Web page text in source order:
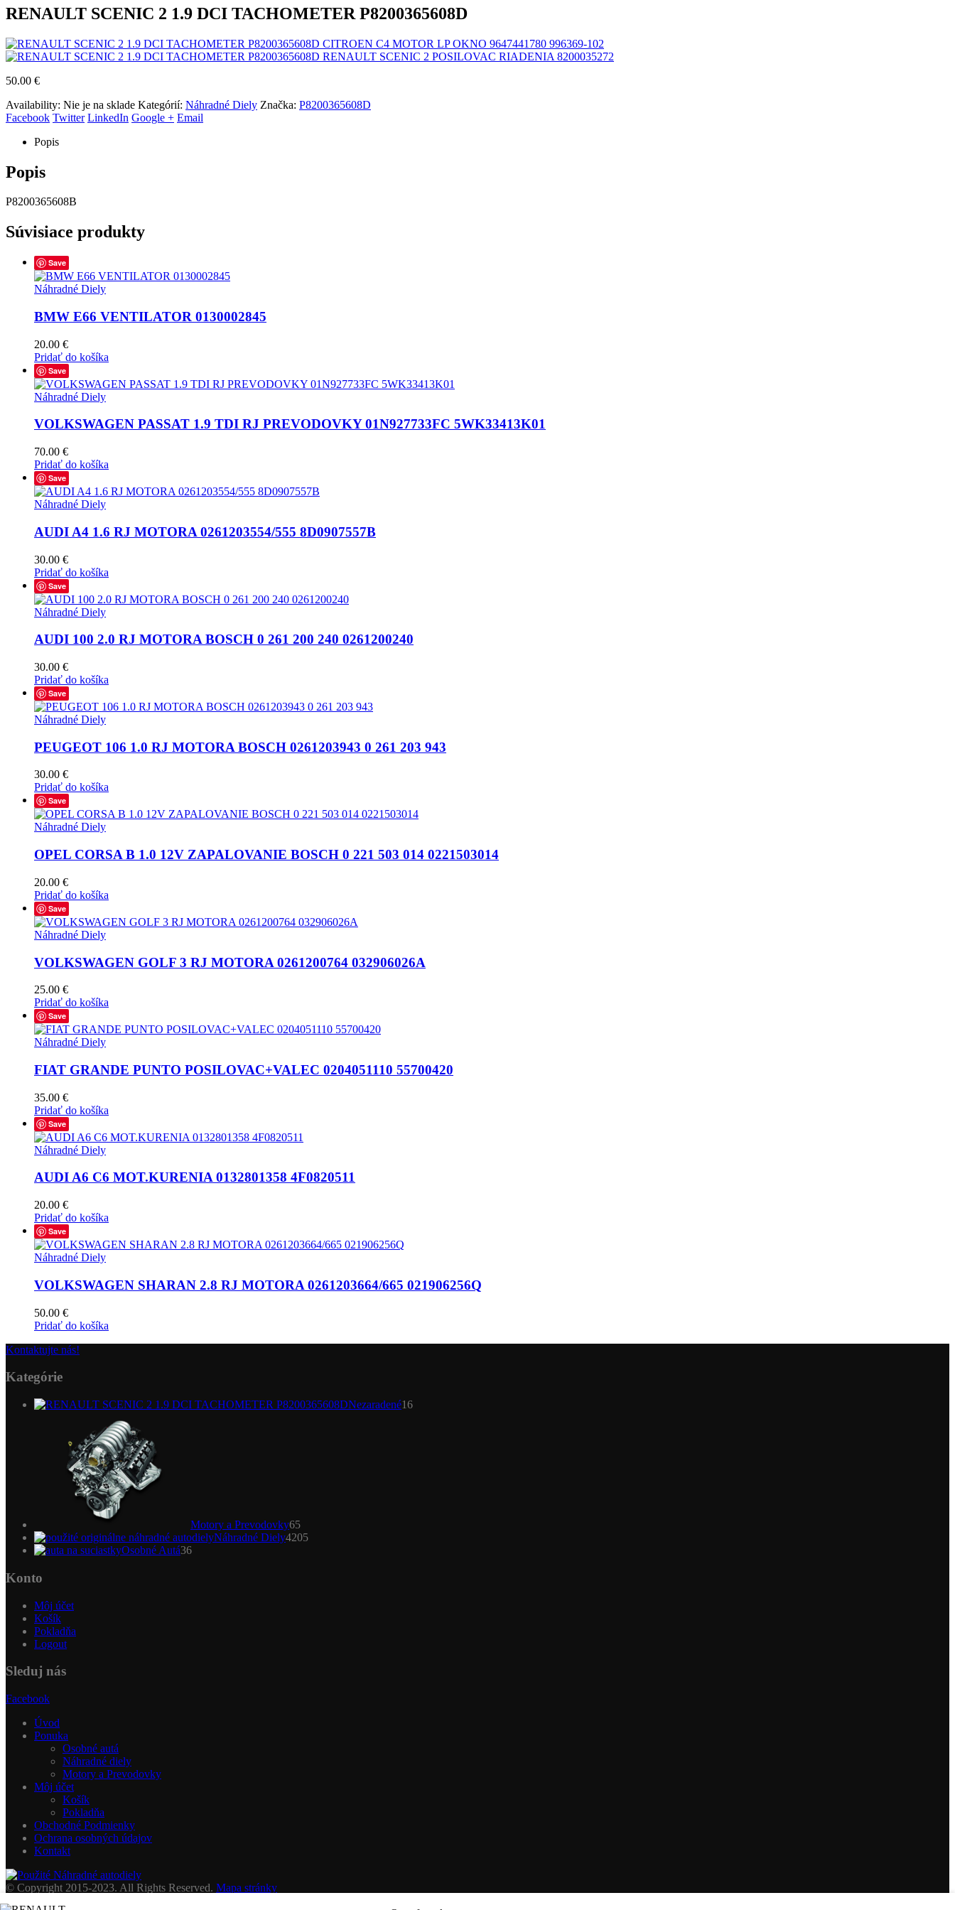
RENAULT SCENIC 2 1.9 DCI TACHOMETER P8200365608D
CITROEN C4 MOTOR LP OKNO 9647441780 996369-102
RENAULT SCENIC 2 POSILOVAC RIADENIA 8200035272
50.00 €
Availability: Nie je na sklade Kategórií: Náhradné Diely Značka: P8200365608D
Facebook Twitter LinkedIn Google + Email
Popis
Popis
P8200365608B
Súvisiace produkty
Save
Náhradné Diely
BMW E66 VENTILATOR 0130002845
20.00 €
Pridať do košíka
Save
Náhradné Diely
VOLKSWAGEN PASSAT 1.9 TDI RJ PREVODOVKY 01N927733FC 5WK33413K01
70.00 €
Pridať do košíka
Save
Náhradné Diely
AUDI A4 1.6 RJ MOTORA 0261203554/555 8D0907557B
30.00 €
Pridať do košíka
Save
Náhradné Diely
AUDI 100 2.0 RJ MOTORA BOSCH 0 261 200 240 0261200240
30.00 €
Pridať do košíka
Save
Náhradné Diely
PEUGEOT 106 1.0 RJ MOTORA BOSCH 0261203943 0 261 203 943
30.00 €
Pridať do košíka
Save
Náhradné Diely
OPEL CORSA B 1.0 12V ZAPALOVANIE BOSCH 0 221 503 014 0221503014
20.00 €
Pridať do košíka
Save
Náhradné Diely
VOLKSWAGEN GOLF 3 RJ MOTORA 0261200764 032906026A
25.00 €
Pridať do košíka
Save
Náhradné Diely
FIAT GRANDE PUNTO POSILOVAC+VALEC 0204051110 55700420
35.00 €
Pridať do košíka
Save
Náhradné Diely
AUDI A6 C6 MOT.KURENIA 0132801358 4F0820511
20.00 €
Pridať do košíka
Save
Náhradné Diely
VOLKSWAGEN SHARAN 2.8 RJ MOTORA 0261203664/665 021906256Q
50.00 €
Pridať do košíka
Kontaktujte nás!
Kategórie
Nezaradené1616
Motory a Prevodovky65
Náhradné Diely42054205
Osobné Autá3636
Konto
Môj účet
Košík
Pokladňa
Logout
Sleduj nás
Facebook
Úvod
Ponuka
Osobné autá
Náhradné diely
Motory a Prevodovky
Môj účet
Košík
Pokladňa
Obchodné Podmienky
Ochrana osobných údajov
Kontakt
© Copyright 2015-2023. All Rights Reserved. Mapa stránky